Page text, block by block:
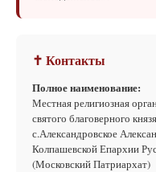
✝ Контакты
Полное наименование:
Местная религиозная
святого благоверного
с.Александровское
Колпашевской Епархии
(Московский Патриархат)